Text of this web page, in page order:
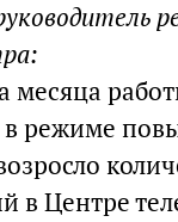
месяца
в режиме
в Центре